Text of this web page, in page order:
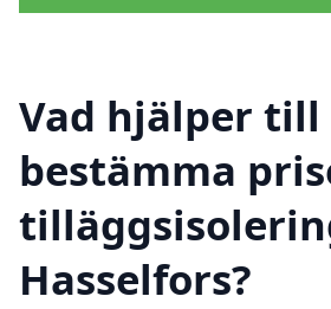
Vad hjälper
bestämma
Hasselfors?